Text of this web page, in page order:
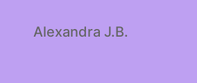
Alexandra J.B.